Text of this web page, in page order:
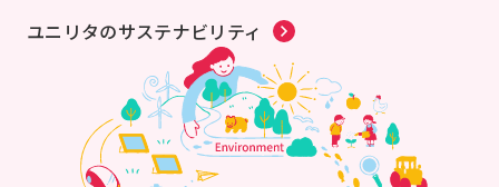
ユニリタのサステナビリティ